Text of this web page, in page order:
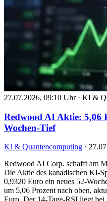
27.07.2026, 09:10 Uhr · KI &
Redwood AI Aktie: 5,06
Wochen-Tief
KI & Quantencomputing ·
Redwood AI Corp. schafft am
Die Aktie des kanadischen KI-
0,9320 Euro ein neues 52-
um 5,06 Prozent nach oben,